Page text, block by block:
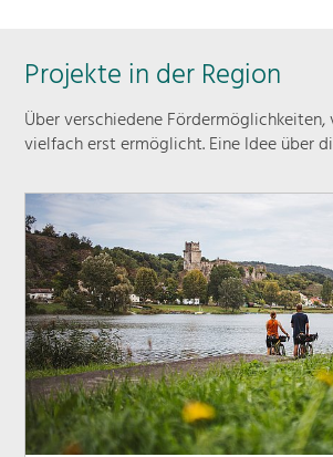
Projekte in der Region
Über verschiedene
vielfach erst ermöglicht. Eine Idee über